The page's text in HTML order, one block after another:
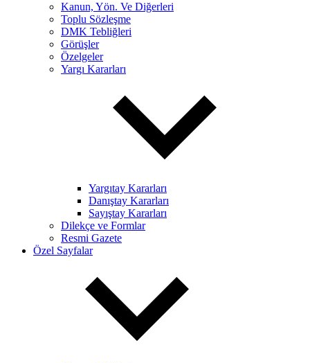
Kanun, Yön. Ve Diğerleri
Toplu Sözleşme
DMK Tebliğleri
Görüşler
Özelgeler
Yargı Kararları
Yargıtay Kararları
Danıştay Kararları
Sayıştay Kararları
Dilekçe ve Formlar
Resmi Gazete
Özel Sayfalar